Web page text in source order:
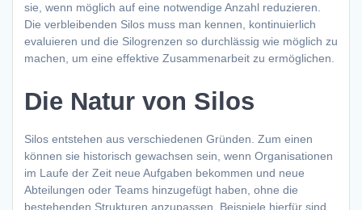
sie, wenn möglich auf eine notwendige Anzahl reduzieren.
Die verbleibenden Silos muss man kennen, kontinuierlich
evaluieren und die Silogrenzen so durchlässig wie möglich zu
machen, um eine effektive Zusammenarbeit zu ermöglichen.
Die Natur von Silos
Silos entstehen aus verschiedenen Gründen. Zum einen
können sie historisch gewachsen sein, wenn Organisationen
im Laufe der Zeit neue Aufgaben bekommen und neue
Abteilungen oder Teams hinzugefügt haben, ohne die
bestehenden Strukturen anzupassen. Beispiele hierfür sind